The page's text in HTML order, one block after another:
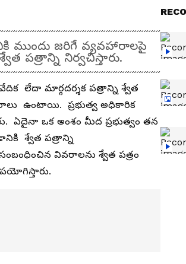
ముందు జరిగే వ్యవహారాలపై
పత్రాన్ని నిర్వచిస్తారు.
లేదా మార్గదర్శక పత్రాన్ని శ్వేత
ఉంటాయి. ప్రభుత్వ అధికారిక
ఏదైనా ఒక అంశం మీద ప్రభుత్వం తన
శ్వేత పత్రాన్ని
వివరాలను శ్వేత పత్రం